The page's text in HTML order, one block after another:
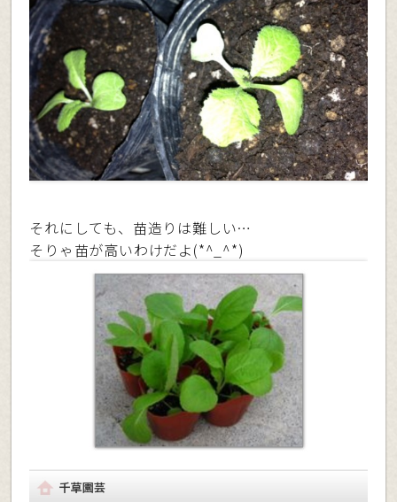
それにしても、苗造りは難しい…
そりゃ苗が高いわけだよ(*^_^*)